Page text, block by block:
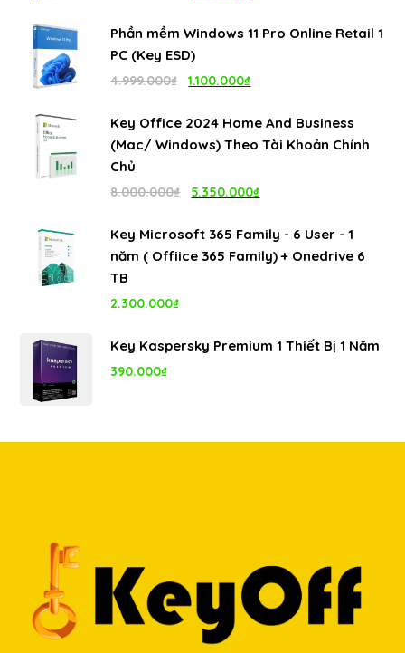
là:
tại
Phần mềm Windows 11 Pro Online Retail 1
PC (Key ESD)
4.999.000₫
Giá
là:
1.100.000₫
tại
1.100.000₫.
Key Office 2024 Home And Business
(Mac/ Windows) Theo Tài Khoản Chính
Chủ
8.000.000₫
Giá
là:
5.350.000₫
tại
Key Microsoft 365 Family - 6 User - 1
năm ( Offiice 365 Family) + Onedrive 6
TB
2.300.000₫
Key Kaspersky Premium 1 Thiết Bị 1 Năm
390.000₫